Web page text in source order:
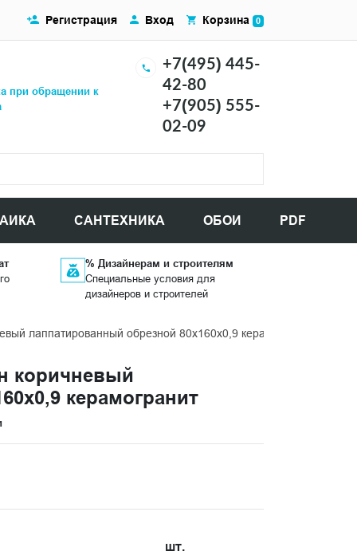
при обращении к
+7(495) 445-
42-80
+7(905) 555-
02-09
САНТЕХНИКА ОБОИ PDF
Регистрация Вход Корзина 0
% Дизайнерам и строителям
Специальные условия для
дизайнеров и строителей
лаппатированный обрезной 80x160x0,9 керамогранит
коричневый
керамогранит
шт.